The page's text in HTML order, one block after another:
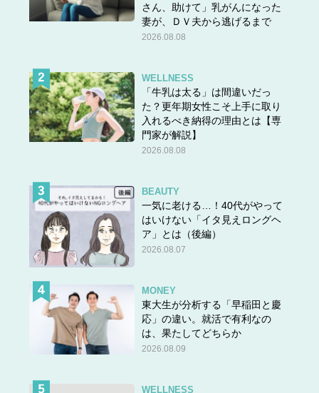
さん、助けて」乳がんになった
妻が、ＤＶ夫から逃げるまで
2026.08.08
WELLNESS
「牛乳は太る」は間違いだっ
た？更年期女性こそ上手に取り
入れるべき納得の理由とは【専
門家が解説】
2026.08.08
BEAUTY
一気に老ける…！40代がやって
はいけない「イタ見えロングヘ
ア」とは（後編）
2026.08.07
MONEY
東大生が分析する「早稲田と慶
応」の違い。就活で有利なの
は、果たしてどちらか
2026.08.09
WELLNESS